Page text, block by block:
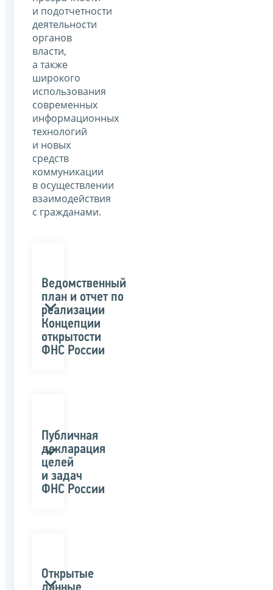
и подотчетности
деятельности
органов
власти,
а также
широкого
использования
современных
информационных
технологий
и новых
средств
коммуникации
в осуществлении
взаимодействия
с гражданами.
Ведомственный
план и отчет по
реализации
Концепции
открытости
ФНС России
Публичная
декларация
целей
и задач
ФНС России
Открытые